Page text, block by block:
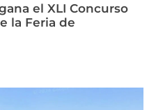
el XLI Concurso
la Feria de